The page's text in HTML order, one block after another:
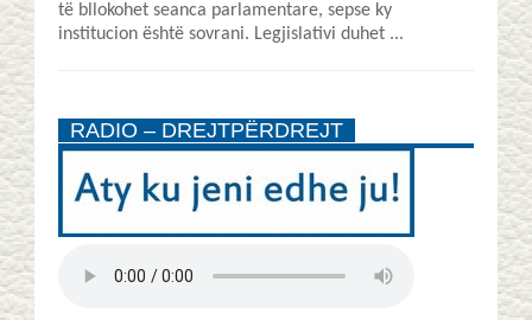
të bllokohet seanca parlamentare, sepse ky
institucion është sovrani. Legjislativi duhet ...
RADIO – DREJTPËRDREJT